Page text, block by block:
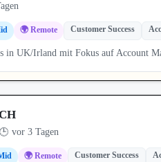
🌍 Remote Customer Success
in UK/Irland mit Fokus auf Account
vor 3 Tagen
🌍 Remote Customer Success